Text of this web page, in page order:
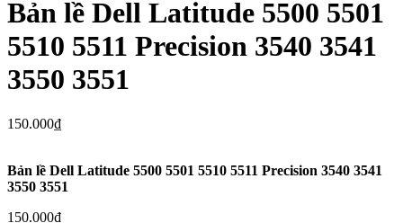
Bản lề Dell Latitude 5500 5501
5510 5511 Precision 3540 3541
3550 3551
150.000₫
Bản lề Dell Latitude 5500 5501 5510 5511 Precision 3540 3541
3550 3551
150.000₫